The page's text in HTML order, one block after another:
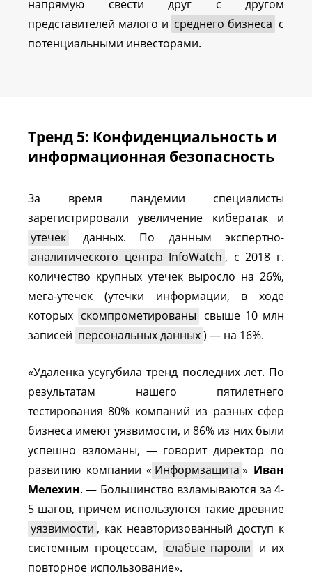
напрямую свести друг с другом
представителей малого и среднего бизнеса с
потенциальными инвесторами.
Тренд 5: Конфиденциальность и
информационная безопасность
За время пандемии специалисты
зарегистрировали увеличение кибератак и
утечек
данных. По данным экспертно-
аналитического центра InfoWatch , с 2018 г.
количество крупных утечек выросло на 26%,
мега-утечек (утечки информации, в ходе
которых скомпрометированы свыше 10 млн
записей персональных данных) — на 16%.
«Удаленка усугубила тренд последних лет. По
результатам нашего пятилетнего
тестирования 80% компаний из разных сфер
бизнеса имеют уязвимости, и 86% из них были
успешно взломаны, — говорит директор по
развитию компании « Информзащита » Иван
Мелехин. — Большинство взламываются за 4-
5 шагов, причем используются такие древние
уязвимости , как неавторизованный доступ к
системным процессам,
слабые пароли
и их
повторное использование».